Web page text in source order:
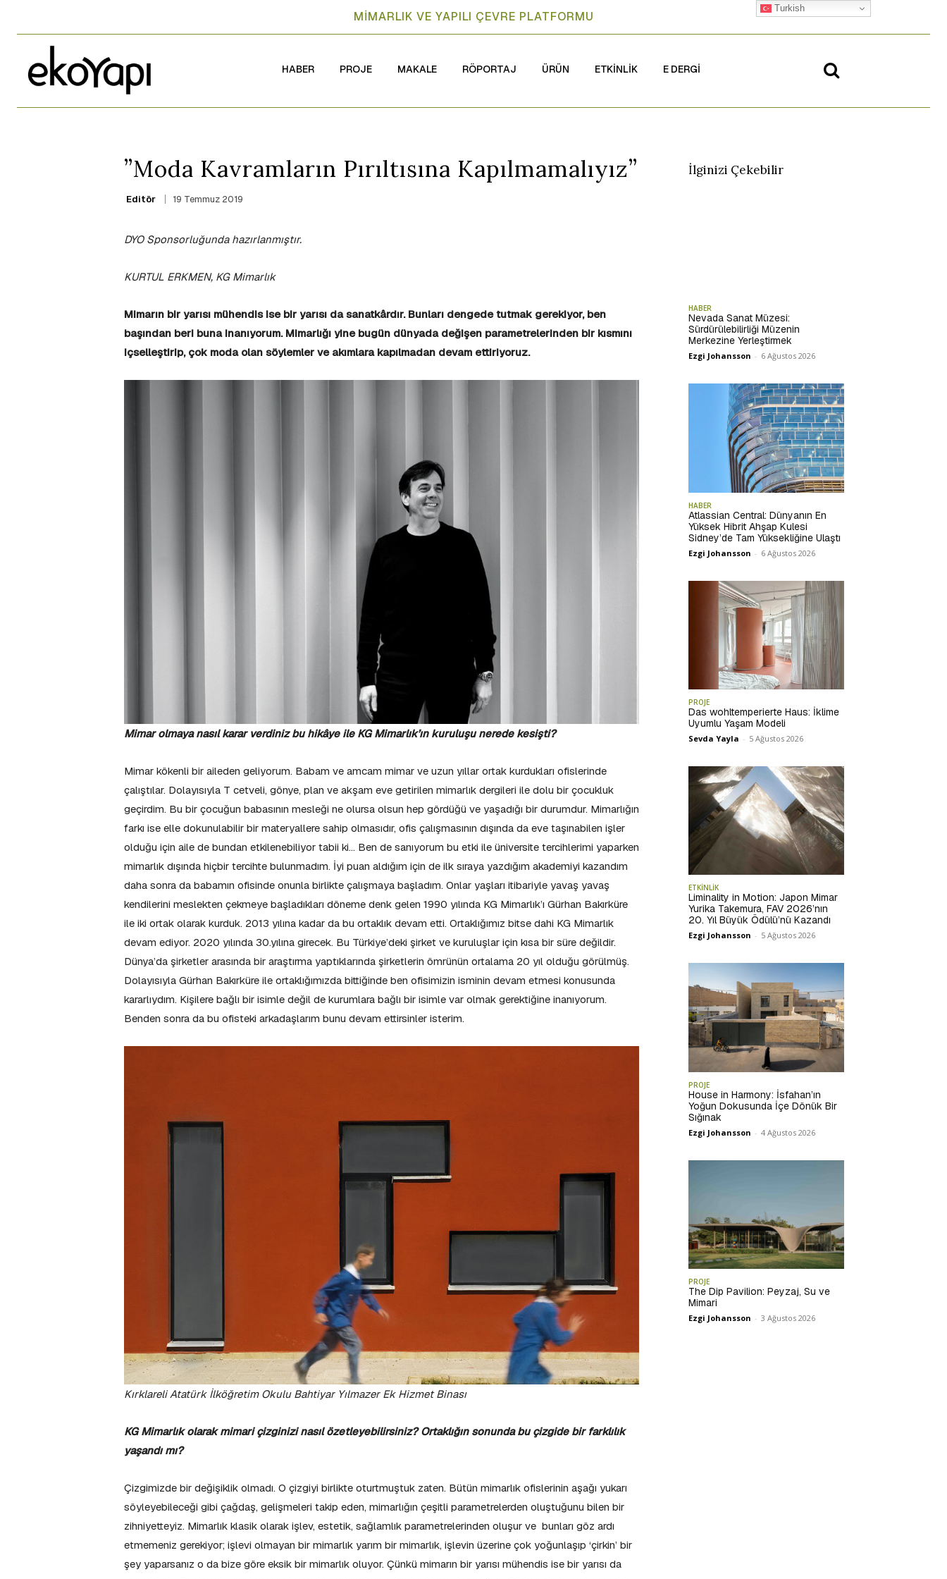
MİMARLIK VE YAPILI ÇEVRE PLATFORMU
HABER PROJE MAKALE RÖPORTAJ ÜRÜN ETKİNLİK E DERGİ
”Moda Kavramların Pırıltısına Kapılmamalıyız”
Editör 19 Temmuz 2019
DYO Sponsorluğunda hazırlanmıştır.
KURTUL ERKMEN, KG Mimarlık
Mimarın bir yarısı mühendis ise bir yarısı da sanatkârdır. Bunları dengede tutmak gerekiyor, ben
başından beri buna inanıyorum. Mimarlığı yine bugün dünyada değişen parametrelerinden bir kısmını
içselleştirip, çok moda olan söylemler ve akımlara kapılmadan devam ettiriyoruz.
Mimar olmaya nasıl karar verdiniz bu hikâye ile KG Mimarlık’ın kuruluşu nerede kesişti?
Mimar kökenli bir aileden geliyorum. Babam ve amcam mimar ve uzun yıllar ortak kurdukları ofislerinde
çalıştılar. Dolayısıyla T cetveli, gönye, plan ve akşam eve getirilen mimarlık dergileri ile dolu bir çocukluk
geçirdim. Bu bir çocuğun babasının mesleği ne olursa olsun hep gördüğü ve yaşadığı bir durumdur. Mimarlığın
farkı ise elle dokunulabilir bir materyallere sahip olmasıdır, ofis çalışmasının dışında da eve taşınabilen işler
olduğu için aile de bundan etkilenebiliyor tabii ki… Ben de sanıyorum bu etki ile üniversite tercihlerimi yaparken
mimarlık dışında hiçbir tercihte bulunmadım. İyi puan aldığım için de ilk sıraya yazdığım akademiyi kazandım
daha sonra da babamın ofisinde onunla birlikte çalışmaya başladım. Onlar yaşları itibariyle yavaş yavaş
kendilerini meslekten çekmeye başladıkları döneme denk gelen 1990 yılında KG Mimarlık’ı Gürhan Bakırküre
ile iki ortak olarak kurduk. 2013 yılına kadar da bu ortaklık devam etti. Ortaklığımız bitse dahi KG Mimarlık
devam ediyor. 2020 yılında 30.yılına girecek. Bu Türkiye’deki şirket ve kuruluşlar için kısa bir süre değildir.
Dünya’da şirketler arasında bir araştırma yaptıklarında şirketlerin ömrünün ortalama 20 yıl olduğu görülmüş.
Dolayısıyla Gürhan Bakırküre ile ortaklığımızda bittiğinde ben ofisimizin isminin devam etmesi konusunda
kararlıydım. Kişilere bağlı bir isimle değil de kurumlara bağlı bir isimle var olmak gerektiğine inanıyorum.
Benden sonra da bu ofisteki arkadaşlarım bunu devam ettirsinler isterim.
Kırklareli Atatürk İlköğretim Okulu Bahtiyar Yılmazer Ek Hizmet Binası
KG Mimarlık olarak mimari çizginizi nasıl özetleyebilirsiniz? Ortaklığın sonunda bu çizgide bir farklılık
yaşandı mı?
Çizgimizde bir değişiklik olmadı. O çizgiyi birlikte oturtmuştuk zaten. Bütün mimarlık ofislerinin aşağı yukarı
söyleyebileceği gibi çağdaş, gelişmeleri takip eden, mimarlığın çeşitli parametrelerden oluştuğunu bilen bir
zihniyetteyiz. Mimarlık klasik olarak işlev, estetik, sağlamlık parametrelerinden oluşur ve bunları göz ardı
etmemeniz gerekiyor; işlevi olmayan bir mimarlık yarım bir mimarlık, işlevin üzerine çok yoğunlaşıp ‘çirkin’ bir
şey yaparsanız o da bize göre eksik bir mimarlık oluyor. Çünkü mimarın bir yarısı mühendis ise bir yarısı da
İlginizi Çekebilir
HABER
Nevada Sanat Müzesi:
Sürdürülebilirliği Müzenin
Merkezine Yerleştirmek
Ezgi Johansson - 6 Ağustos 2026
HABER
Atlassian Central: Dünyanın En
Yüksek Hibrit Ahşap Kulesi
Sidney’de Tam Yüksekliğine Ulaştı
Ezgi Johansson - 6 Ağustos 2026
PROJE
Das wohltemperierte Haus: İklime
Uyumlu Yaşam Modeli
Sevda Yayla - 5 Ağustos 2026
ETKİNLİK
Liminality in Motion: Japon Mimar
Yurika Takemura, FAV 2026’nın
20. Yıl Büyük Ödülü’nü Kazandı
Ezgi Johansson - 5 Ağustos 2026
PROJE
House in Harmony: İsfahan’ın
Yoğun Dokusunda İçe Dönük Bir
Sığınak
Ezgi Johansson - 4 Ağustos 2026
PROJE
The Dip Pavilion: Peyzaj, Su ve
Mimari
Ezgi Johansson - 3 Ağustos 2026
Turkish